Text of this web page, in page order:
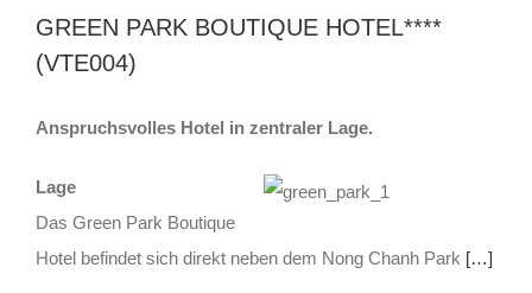
GREEN PARK BOUTIQUE HOTEL****
(VTE004)
Anspruchsvolles Hotel in zentraler Lage.
Lage
Das Green Park Boutique
Hotel befindet sich direkt neben dem Nong Chanh Park […]